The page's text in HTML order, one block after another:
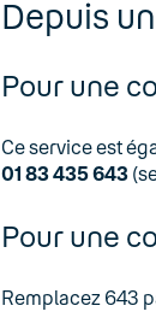
Depuis
Pour une
Ce service est
01 83 435 643
Pour une
Remplacez 643